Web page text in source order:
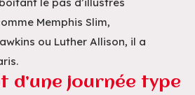
Memphis Slim,
ou Luther Allison, il a
d’une journée type